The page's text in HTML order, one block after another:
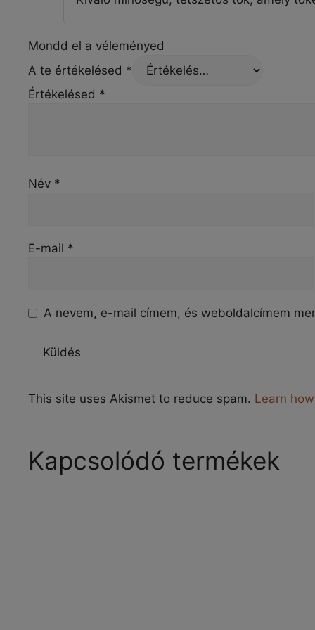
Mondd el a véleményed
A te értékelésed *
Értékelésed *
Név *
E-mail *
A nevem, e-mail címem, és weboldalcímem
This site uses Akismet to reduce spam. Learn
Kapcsolódó termékek